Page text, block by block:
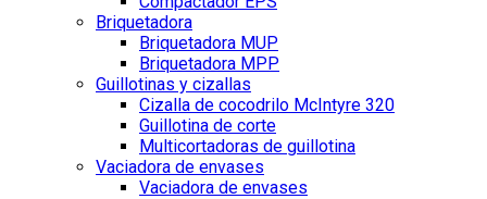
Briquetadora
Briquetadora MUP
Briquetadora MPP
Guillotinas y cizallas
Cizalla de cocodrilo McIntyre 320
Guillotina de corte
Multicortadoras de guillotina
Vaciadora de envases
Vaciadora de envases